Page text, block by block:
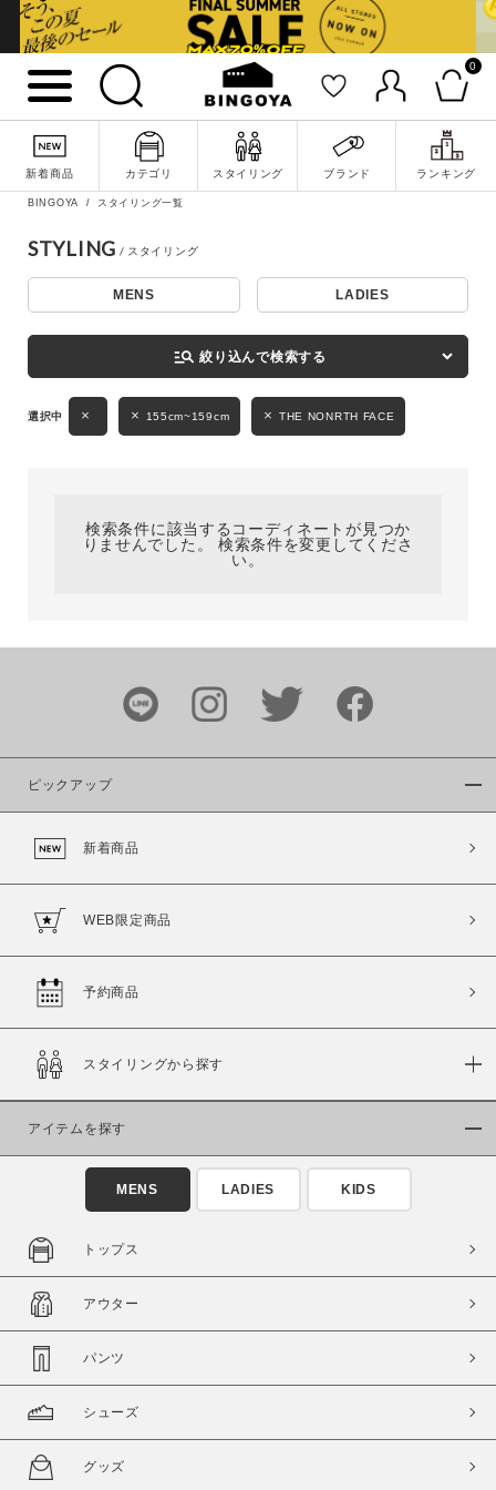
0
新着商品 カテゴリ スタイリング ブランド ランキング
詳細検索
カラー
価格
～
商品タイプ
通常商品 予約商品
在庫
在庫あり 在庫なし含む
BINGOYA スタイリング一覧
STYLING
MENS LADIES
manage_search 絞り込んで検索する
155cm~159cm THE NONRTH FACE
検索条件に該当するコーディネートが見つか
りませんでした。 検索条件を変更してくださ
い。
ピックアップ
新着商品
WEB限定商品
予約商品
スタイリングから探す
アイテムを探す
MENS LADIES KIDS
トップス
アウター
パンツ
シューズ
グッズ